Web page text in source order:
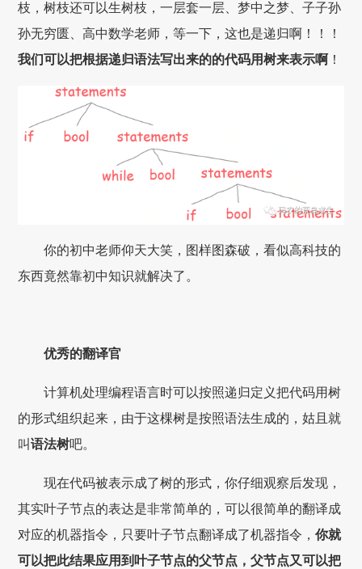
枝，树枝还可以生树枝，一层套一层、梦中之梦、子子孙
孙无穷匮、高中数学老师，等一下，这也是递归啊！！！
我们可以把根据递归语法写出来的的代码用树来表示啊 ！
你的初中老师仰天大笑，图样图森破，看似高科技的
东西竟然靠初中知识就解决了。
优秀的翻译官
计算机处理编程语言时可以按照递归定义把代码用树
的形式组织起来，由于这棵树是按照语法生成的，姑且就
叫语法树吧。
现在代码被表示成了树的形式，你仔细观察后发现，
其实叶子节点的表达是非常简单的，可以很简单的翻译成
对应的机器指令，只要叶子节点翻译成了机器指令，你就
可以把此结果应用到叶子节点的父节点，父节点又可以把